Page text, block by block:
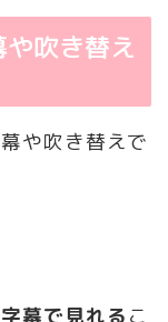
や吹き替え
や吹き替えで
幕で見れる こ